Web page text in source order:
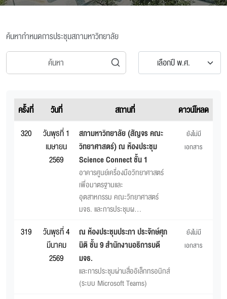
ค้นหากำหนดการประชุมสภามหาวิทยาลัย
เลือกปี พ.ศ.
ครั้งที่ วันที่ สถานที่
ดาวน์โหลด
320
วันพุธที่ 1
เมษายน
2569
สภามหาวิทยาลัย (สัญจร คณะ
วิทยาศาสตร์) ณ ห้องประชุม
Science Connect ชั้น 1
อาคารศูนย์เครื่องมือวิทยาศาสตร์
เพื่อมาตรฐานและ
อุตสาหกรรม คณะวิทยาศาสตร์
มจธ. และการประชุมผ...
ยังไม่มี
เอกสาร
319
วันพุธที่ 4
มีนาคม
2569
ณ ห้องประชุมประภา ประจักษ์ศุภ
นิติ ชั้น 9 สำนักงานอธิการบดี
มจธ.
และการประชุมผ่านสื่ออิเล็กทรอนิกส์
(ระบบ Microsoft Teams)
ยังไม่มี
เอกสาร